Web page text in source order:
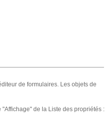
de formulaires. Les objets de
"Affichage" de la Liste des propriétés :